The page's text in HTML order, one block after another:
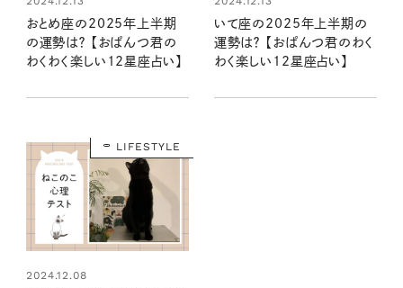
おとめ座の2025年上半期
の運勢は？ 【おぱんつ君の
わくわく楽しい12星座占い】
いて座の2025年上半期の
運勢は？ 【おぱんつ君のわく
わく楽しい12星座占い】
LIFESTYLE
2024.12.08